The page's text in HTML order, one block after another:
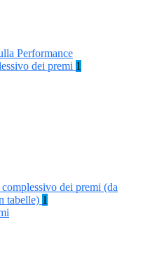
Performance
dei premi 1
dei premi (da
tabelle) 1